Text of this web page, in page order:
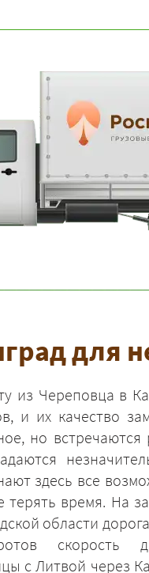
для
из Череповца в
и их качество
но
здесь все
время. На
области
скорость
с Литвой через